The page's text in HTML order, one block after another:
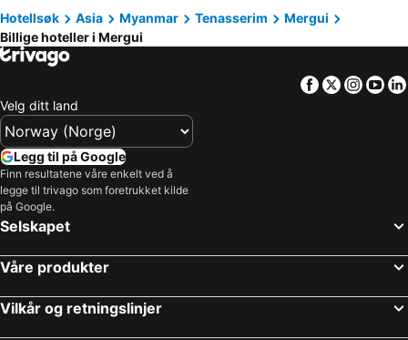
Hotellsøk Asia Myanmar Tenasserim
Mergui
Billige hoteller i Mergui
Facebook
Twitter
Velg ditt land
Legg til på Google
Finn resultatene våre enkelt ved å
legge til trivago som foretrukket kilde
på Google.
Selskapet
Våre produkter
Vilkår og retningslinjer